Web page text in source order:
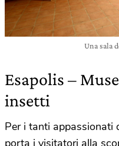
Una sala
Esapolis –
insetti
Per i tanti appassionati
porta i visitatori alla